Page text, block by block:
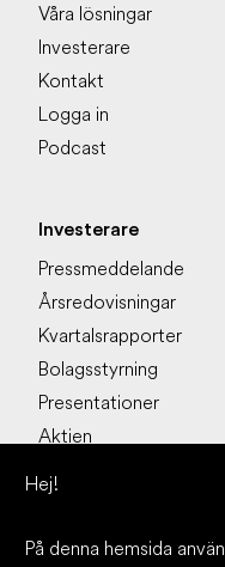
Våra lösningar
Investerare
Kontakt
Logga in
Podcast
Investerare
Pressmeddelande
Årsredovisningar
Kvartalsrapporter
Bolagsstyrning
Presentationer
Aktien
Läs mer
Hej!
På denna hemsida